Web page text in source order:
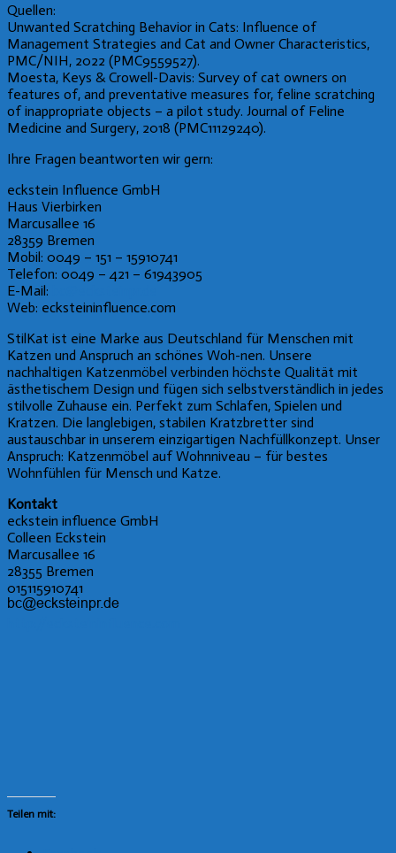
Quellen:
Unwanted Scratching Behavior in Cats: Influence of
Management Strategies and Cat and Owner Characteristics,
PMC/NIH, 2022 (PMC9559527).
Moesta, Keys & Crowell-Davis: Survey of cat owners on
features of, and preventative measures for, feline scratching
of inappropriate objects – a pilot study. Journal of Feline
Medicine and Surgery, 2018 (PMC11129240).
Ihre Fragen beantworten wir gern:
eckstein Influence GmbH
Haus Vierbirken
Marcusallee 16
28359 Bremen
Mobil: 0049 – 151 – 15910741
Telefon: 0049 – 421 – 61943905
E-Mail:
Web: ecksteininfluence.com
StilKat ist eine Marke aus Deutschland für Menschen mit
Katzen und Anspruch an schönes Woh-nen. Unsere
nachhaltigen Katzenmöbel verbinden höchste Qualität mit
ästhetischem Design und fügen sich selbstverständlich in jedes
stilvolle Zuhause ein. Perfekt zum Schlafen, Spielen und
Kratzen. Die langlebigen, stabilen Kratzbretter sind
austauschbar in unserem einzigartigen Nachfüllkonzept. Unser
Anspruch: Katzenmöbel auf Wohnniveau – für bestes
Wohnfühlen für Mensch und Katze.
Kontakt
eckstein influence GmbH
Colleen Eckstein
Marcusallee 16
28355 Bremen
015115910741
Teilen mit: